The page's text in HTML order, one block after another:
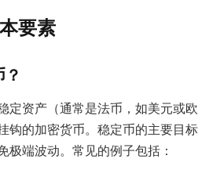
要素
定资产（通常是法币，如美元或欧
钩的加密货币。稳定币的主要目标
极端波动。常见的例子包括：